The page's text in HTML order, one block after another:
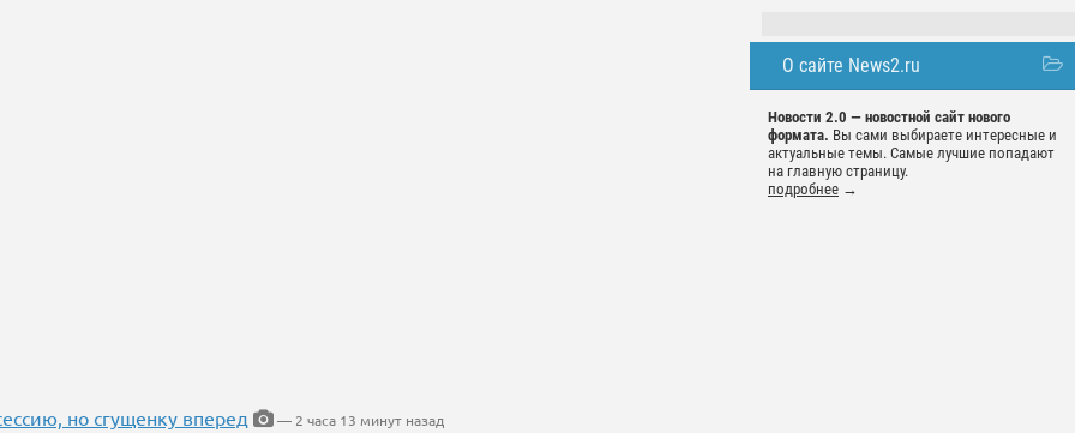
О сайте News2.ru
Новости 2.0 — новостной сайт нового
формата. Вы сами выбираете интересные и
актуальные темы. Самые лучшие попадают
на главную страницу.
подробнее →
но сгущенку вперед
— 2 часа 13 минут назад